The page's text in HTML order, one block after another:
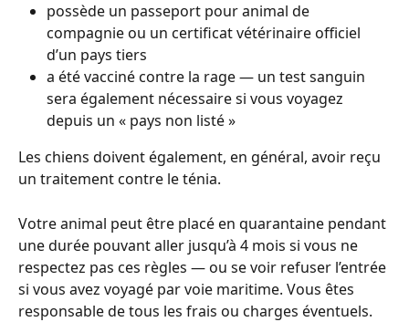
possède un passeport pour animal de
compagnie ou un certificat vétérinaire officiel
d’un pays tiers
a été vacciné contre la rage — un test sanguin
sera également nécessaire si vous voyagez
depuis un « pays non listé »
Les chiens doivent également, en général, avoir reçu
un traitement contre le ténia.
Votre animal peut être placé en quarantaine pendant
une durée pouvant aller jusqu’à 4 mois si vous ne
respectez pas ces règles — ou se voir refuser l’entrée
si vous avez voyagé par voie maritime. Vous êtes
responsable de tous les frais ou charges éventuels.